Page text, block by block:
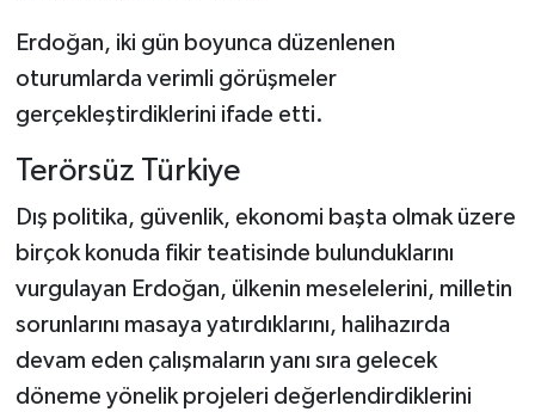
Erdoğan, iki gün boyunca düzenlenen
oturumlarda verimli görüşmeler
gerçekleştirdiklerini ifade etti.
Terörsüz Türkiye
Dış politika, güvenlik, ekonomi başta olmak üzere
birçok konuda fikir teatisinde bulunduklarını
vurgulayan Erdoğan, ülkenin meselelerini, milletin
sorunlarını masaya yatırdıklarını, halihazırda
devam eden çalışmaların yanı sıra gelecek
döneme yönelik projeleri değerlendirdiklerini